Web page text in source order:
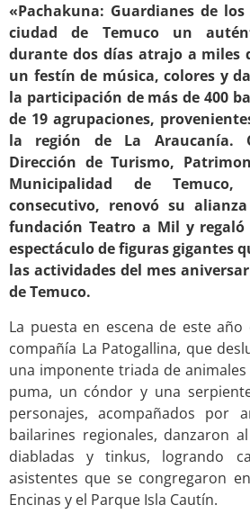
«Pachakuna: Guardianes de
ciudad de Temuco un
durante dos días atrajo a miles
un festín de música, colores y
la participación de más de 400
de 19 agrupaciones,
la región de La Araucanía.
Dirección de Turismo,
Municipalidad de
consecutivo, renovó su
fundación Teatro a Mil y
espectáculo de figuras gigantes
las actividades del mes
de Temuco.
La puesta en escena de este
compañía La Patogallina, que
una imponente triada de
puma, un cóndor y una
personajes, acompañados por
bailarines regionales, danzaron
diabladas y tinkus, logrando
asistentes que se congregaron
Encinas y el Parque Isla Cautín.